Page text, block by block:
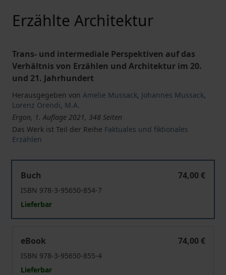
Erzählte Architektur
Trans- und intermediale Perspektiven auf das
Verhältnis von Erzählen und Architektur im 20.
und 21. Jahrhundert
Herausgegeben von Amelie Mussack, Johannes Mussack,
Lorenz Orendi, M.A.
Ergon, 1. Auflage 2021, 348 Seiten
Das Werk ist Teil der Reihe Faktuales und fiktionales
Erzählen
Buch
74,00 €
ISBN 978-3-95650-854-7
Lieferbar
eBook
74,00 €
ISBN 978-3-95650-855-4
Lieferbar